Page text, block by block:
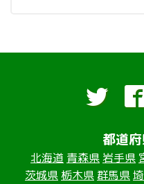
都道
北海道 青森県岩手県
茨城県栃木県群馬県